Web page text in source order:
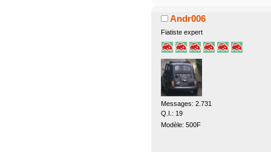
Andr006
Fiatiste expert
Messages: 2.731
Q.I.: 19
Modèle: 500F